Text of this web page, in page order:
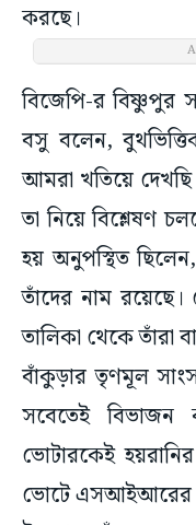
করছে।
বিজেপি-র বিষ্ণুপুর
বসু বলেন,
আমরা খতিয়ে
তা নিয়ে বিশ্লেষণ
হয় অনুপস্থিত
তাঁদের নাম
তালিকা থেকে তাঁরা
বাঁকুড়ার তৃণমূল
সবেতেই
ভোটারকেই
ভোটে এসআইআরের